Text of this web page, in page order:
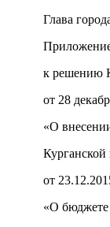
Глава
к решению
от 28
«О
от
«О бюджете